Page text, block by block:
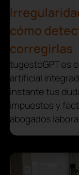
cómo
corregirlas
tugestoGPT es
artificial
instante tus
impuestos y
abogados